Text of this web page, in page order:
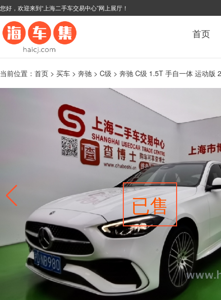
您好，欢迎来到“上海二手车交易中心”网上展厅！
首页
当前位置： 首页 > 买车 > 奔驰 > C级 > 奔驰 C级 1.5T 手自一体 运动版
已售